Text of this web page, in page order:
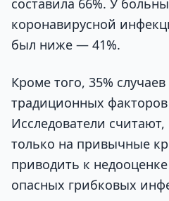
составила 66%. У
коронавирусной
был ниже — 41%.
Кроме того, 35%
традиционных
Исследователи
только на привычные
приводить к
опасных грибковых